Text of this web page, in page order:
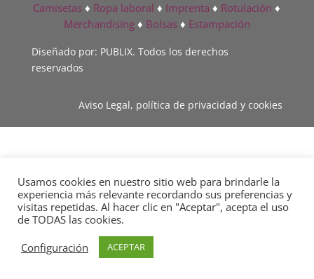
Camisetas ♦ Ropa laboral♦ Imprenta ♦ Rotulación ♦
Merchandising♦ Bolsas♦ Estampación
Diseñado por: PUBLIX. Todos los derechos
reservados
Aviso Legal, política de privacidad y cookies
Usamos cookies en nuestro sitio web para brindarle la
experiencia más relevante recordando sus preferencias y
visitas repetidas. Al hacer clic en "Aceptar", acepta el uso
de TODAS las cookies.
Configuración
ACEPTAR